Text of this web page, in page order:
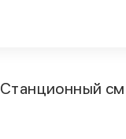
Станционный